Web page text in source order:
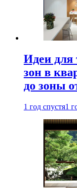
Идеи для
зон в
до зоны
1 год спустя1